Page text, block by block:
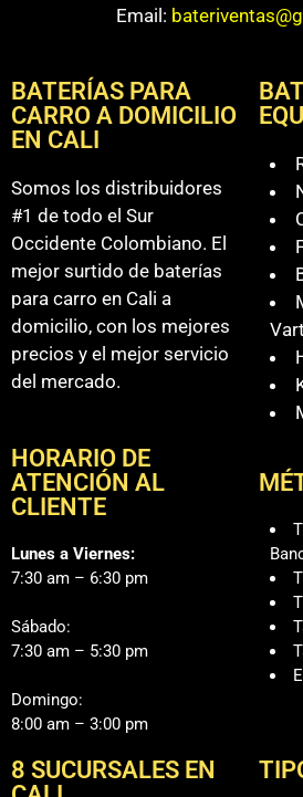
Email:
BATERÍAS PARA
CARRO A DOMICILIO
EN CALI
Somos los distribuidores
#1 de todo el Sur
Occidente Colombiano. El
mejor surtido de baterías
para carro en Cali a
domicilio, con los mejores
precios y el mejor servicio
del mercado.
HORARIO DE
ATENCIÓN AL
CLIENTE
Lunes a Viernes:
7:30 am – 6:30 pm
Sábado:
7:30 am – 5:30 pm
Domingo:
8:00 am – 3:00 pm
8 SUCURSALES EN